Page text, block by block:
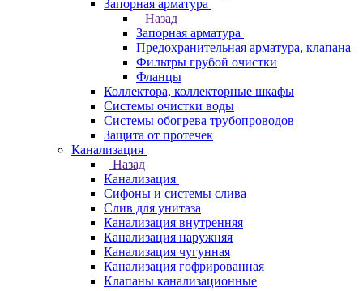
Запорная арматура
Назад
Запорная арматура
Предохранительная арматура, клапана
Фильтры грубой очистки
Фланцы
Коллектора, коллекторные шкафы
Системы очистки воды
Системы обогрева трубопроводов
Защита от протечек
Канализация
Назад
Канализация
Сифоны и системы слива
Слив для унитаза
Канализация внутренняя
Канализация наружняя
Канализация чугунная
Канализация гофрированная
Клапаны канализационные